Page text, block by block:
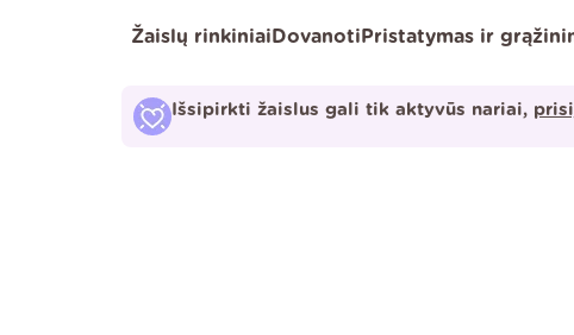
Žaislų rinkiniai Dovanoti Pristatymas ir
Išsipirkti žaislus gali tik aktyvūs nariai,